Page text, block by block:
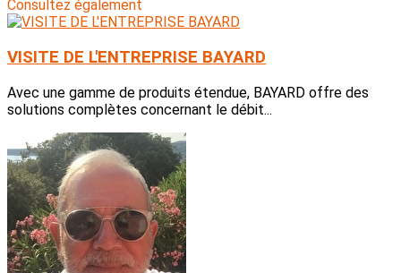
Consultez également
VISITE DE L'ENTREPRISE BAYARD
Avec une gamme de produits étendue, BAYARD offre des
solutions complètes concernant le débit...